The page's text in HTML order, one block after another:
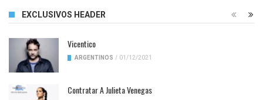
EXCLUSIVOS HEADER
Vicentico
ARGENTINOS / 01/12/2021
Contratar A Julieta Venegas